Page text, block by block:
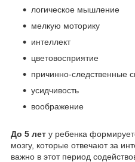
логическое мышление
мелкую моторику
интеллект
цветовосприятие
причинно-следственные
усидчивость
воображение
До 5 лет у ребенка
мозгу, которые отвечают за
важно в этот период